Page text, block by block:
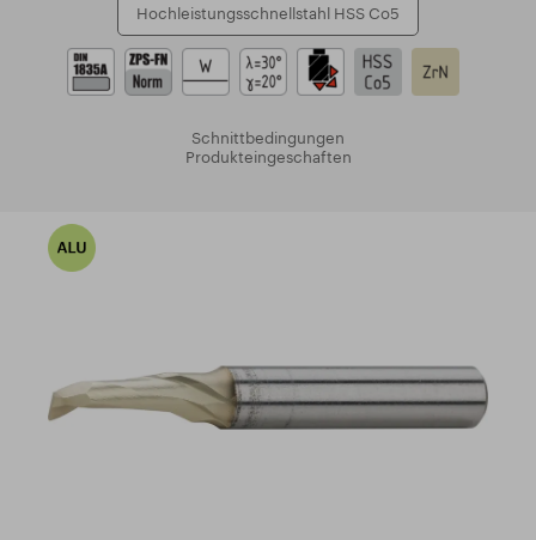
Hochleistungsschnellstahl HSS Co5
Schnittbedingungen
Produkteingeschaften